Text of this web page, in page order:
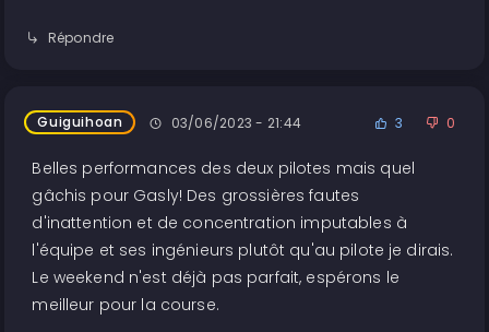
Répondre
Guiguihoan 03/06/2023 - 21:44 3 0
Belles performances des deux pilotes mais quel
gâchis pour Gasly! Des grossières fautes
d'inattention et de concentration imputables à
l'équipe et ses ingénieurs plutôt qu'au pilote je dirais.
Le weekend n'est déjà pas parfait, espérons le
meilleur pour la course.